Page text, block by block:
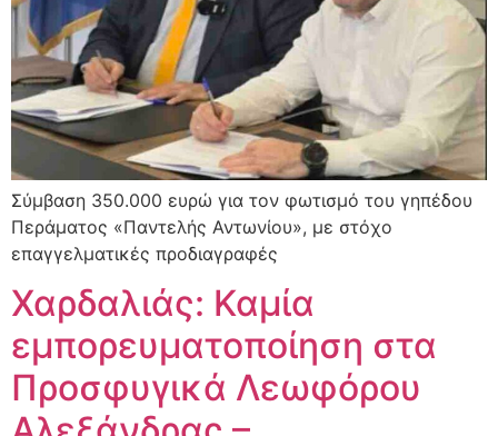
Σύμβαση 350.000 ευρώ για τον φωτισμό του γηπέδου
Περάματος «Παντελής Αντωνίου», με στόχο
επαγγελματικές προδιαγραφές
Χαρδαλιάς: Καμία
εμπορευματοποίηση στα
Προσφυγικά Λεωφόρου